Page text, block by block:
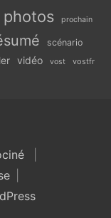
photos prochain
scénario
vidéo vost vostfr